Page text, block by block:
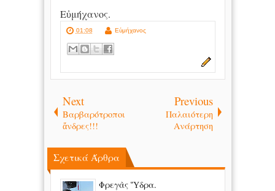
Εὐμήχανος.
01:08 Εὐμήχανος
Next
Βαρβαρότροποι
ἄνδρες!!!
Previous
Παλαιότερη
Ανάρτηση
Σχετικά Άρθρα
Φρεγὰς Ὕδρα.